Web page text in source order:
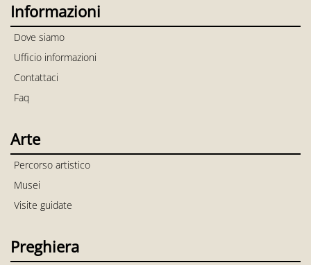
Informazioni
Dove siamo
Ufficio informazioni
Contattaci
Faq
Arte
Percorso artistico
Musei
Visite guidate
Preghiera